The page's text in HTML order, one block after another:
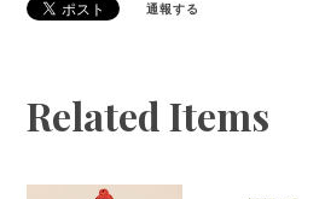
通報する
Related Items